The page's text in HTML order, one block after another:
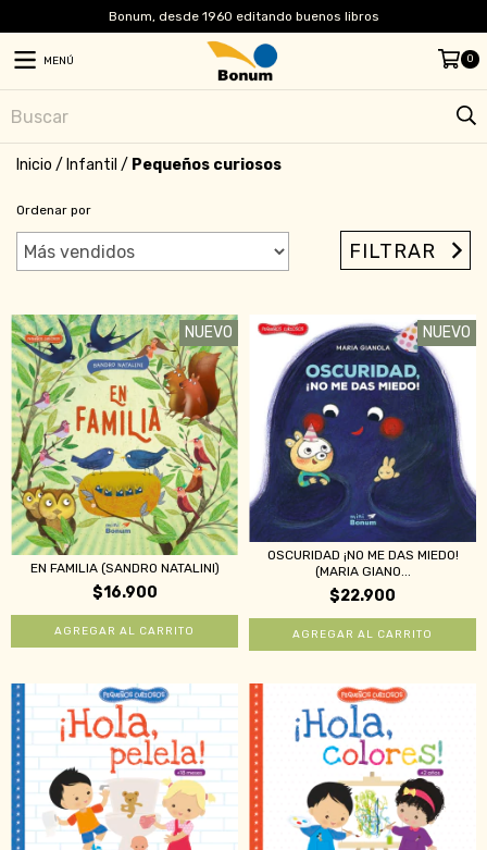
Bonum, desde 1960 editando buenos libros
MENÚ 0
Inicio / Infantil / Pequeños curiosos
Ordenar por
FILTRAR
NUEVO
EN FAMILIA (SANDRO NATALINI)
$16.900
NUEVO
OSCURIDAD ¡NO ME DAS MIEDO!
(MARIA GIANO...
$22.900